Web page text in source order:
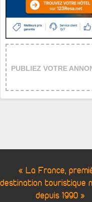
PUBLIEZ VOTRE
« La France,
destination touristique
depuis 1990 »